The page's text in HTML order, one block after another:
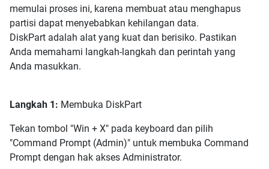
memulai proses ini, karena membuat atau menghapus
partisi dapat menyebabkan kehilangan data.
DiskPart adalah alat yang kuat dan berisiko. Pastikan
Anda memahami langkah-langkah dan perintah yang
Anda masukkan.
Langkah 1: Membuka DiskPart
Tekan tombol "Win + X" pada keyboard dan pilih
"Command Prompt (Admin)" untuk membuka Command
Prompt dengan hak akses Administrator.